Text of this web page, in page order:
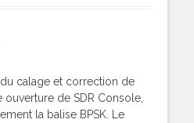
calage et correction de
de SDR Console,
la balise BPSK. Le